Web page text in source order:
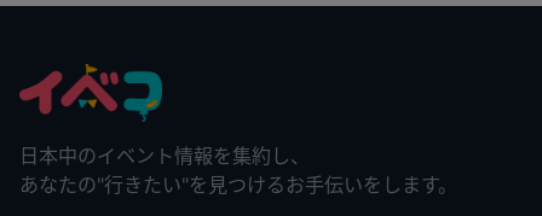
日本中のイベント情報を集約し、
あなたの"行きたい"を見つけるお手伝いをします。